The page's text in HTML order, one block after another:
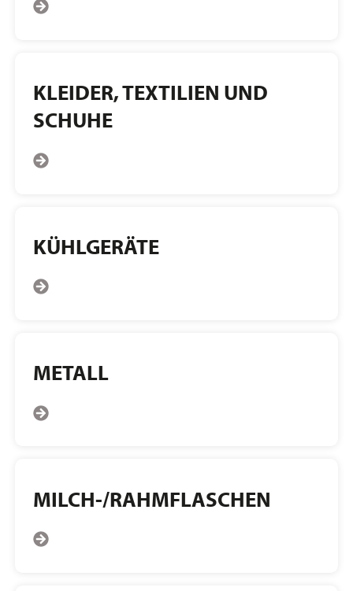
KLEIDER, TEXTILIEN UND
SCHUHE
KÜHLGERÄTE
METALL
MILCH-/RAHMFLASCHEN